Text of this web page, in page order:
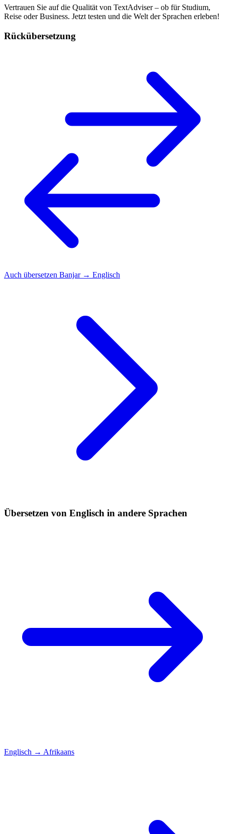
Vertrauen Sie auf die Qualität von TextAdviser – ob für Studium,
Reise oder Business. Jetzt testen und die Welt der Sprachen erleben!
Rückübersetzung
Auch übersetzen Banjar → Englisch
Übersetzen von Englisch in andere Sprachen
Englisch → Afrikaans